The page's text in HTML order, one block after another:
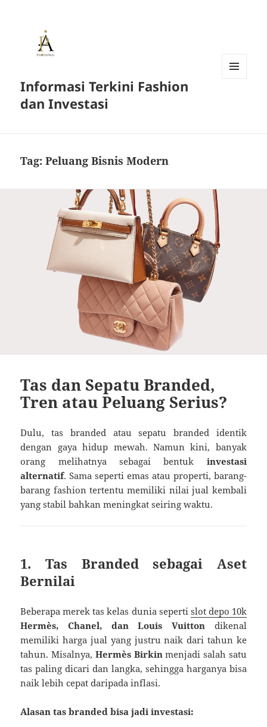
Informasi Terkini Fashion
dan Investasi
Tag:Peluang Bisnis Modern
Tas dan Sepatu Branded,
Tren atau Peluang Serius?
Dulu, tas branded atau sepatu branded identik
dengan gaya hidup mewah. Namun kini, banyak
orang melihatnya sebagai bentuk investasi
alternatif. Sama seperti emas atau properti, barang-
barang fashion tertentu memiliki nilai jual kembali
yang stabil bahkan meningkat seiring waktu.
1. Tas Branded sebagai Aset
Bernilai
Beberapa merek tas kelas dunia seperti slot depo 10k
Hermès, Chanel, dan Louis Vuitton dikenal
memiliki harga jual yang justru naik dari tahun ke
tahun. Misalnya, Hermès Birkin menjadi salah satu
tas paling dicari dan langka, sehingga harganya bisa
naik lebih cepat daripada inflasi.
Alasan tas branded bisa jadi investasi: